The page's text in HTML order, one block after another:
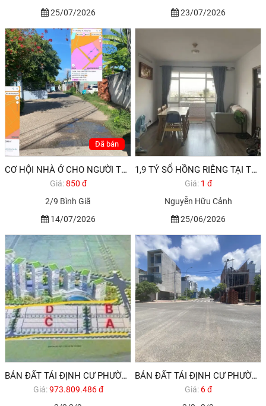
25/07/2026
23/07/2026
Đã bán
CƠ HỘI NHÀ Ở CHO NGƯỜI THU NHẬP THẤP PHƯỜNG 11 VŨNG TÀU
Giá:850 đ
2/9 Bình Giã
14/07/2026
1,9 TỶ SỔ HỒNG RIÊNG TẠI TP BIỂN VŨNG TÀU
Giá: 1 đ
Nguyễn Hữu Cảnh
25/06/2026
BÁN ĐẤT TÁI ĐỊNH CƯ PHƯỜNG 10 VŨNG TÀU KHU CHÍ LINH
Giá:973.809.486 đ
BÁN ĐẤT TÁI ĐỊNH CƯ PHƯỜNG 10 VŨNG TÀU , GIÁ NGỘP
Giá: 6 đ